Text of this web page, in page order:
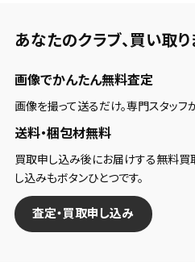
あなたのクラブ、 買い取り
画像でかんたん無料査定
画像を撮って送るだけ。専門スタッフ
送料・梱包材無料
買取申し込み後にお届けする無料買
し込みもボタンひとつです。
査定・買取申し込み